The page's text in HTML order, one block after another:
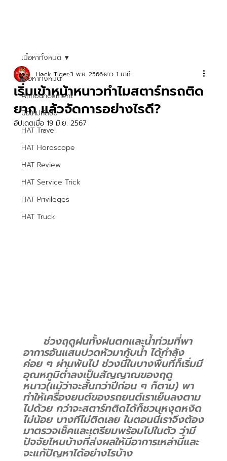
เนื้อหาทั้งหมด
Announcement
มือใหม่หัดขับ
HAT Travel
HAT Horoscope
HAT Review
HAT Service Trick
HAT Privileges
HAT Truck
เนื้อหาทั้งหมด
เริ่มเข้าหน้าหนาวทำไมสตาร์ทรถติด
ยาก แล้วจัดการอย่างไรดี?
Hock Tiger3 พ.ย. 2566ยาว 1 นาที
อัปเดตเมื่อ 19 มิ.ย. 2567
ช่วงฤดูฝนทั้งฝนตกและน้ำท่วมที่พา
อาการอันแสนปวดหัวมากับน้ำ ได้กำลัง
ค่อย ๆ ผ่านพ้นไป ช่วงนี้ในบางพื้นที่ก็เริ่มมี
อุณหภูมิต่ำลงเป็นสัญญาณของฤดู
หนาว(แม้ว่าจะสั้นกว่าปีก่อน ๆ ก็ตาม) พา
ทำให้เครื่องยนต์ของรถยนต์เราเย็นลงตาม
ไปด้วย กว่าจะสตาร์ทติดได้ก็ชวนหงุดหงิด
ไม่น้อย บางทีไม่ติดเลย ในตอนนี้เราจึงต้อง
มาตรวจเช็คและเตรียมพร้อมไปในตัว ว่ามี
ปัจจัยไหนบ้างที่ส่งผลให้มีอาการเหล่านี้และ
จะแก้ปัญหาได้อย่างไรบ้าง